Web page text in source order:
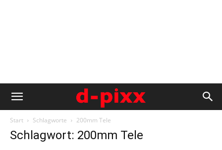
Start Schlagworte 200mm Tele
Schlagwort: 200mm Tele